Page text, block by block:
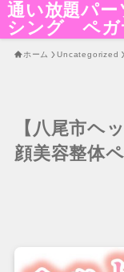
通い放題パ
シング ペガ
ホーム Uncategorized
【八尾市ヘ
顔美容整体